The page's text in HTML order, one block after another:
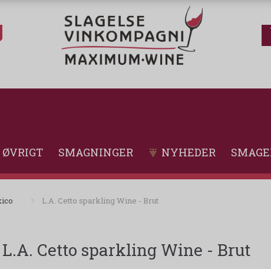
ØVRIGT SMAGNINGER NYHEDER
L.A. Cetto sparkling Wine - Brut
L.A. Cetto sparkling Wine - Brut